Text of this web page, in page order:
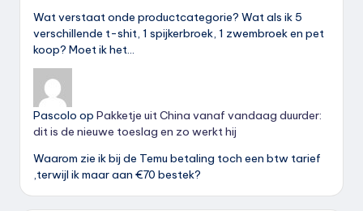
Wat verstaat onde productcategorie? Wat als ik 5
verschillende t-shit, 1 spijkerbroek, 1 zwembroek en pet
koop? Moet ik het…
Pascolo op Pakketje uit China vanaf vandaag duurder:
dit is de nieuwe toeslag en zo werkt hij
Waarom zie ik bij de Temu betaling toch een btw tarief
,terwijl ik maar aan €70 bestek?